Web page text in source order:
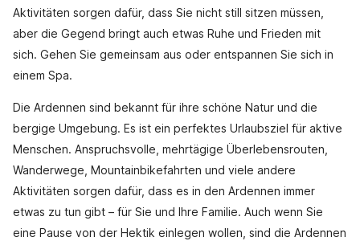
Aktivitäten sorgen dafür, dass Sie nicht still sitzen müssen,
aber die Gegend bringt auch etwas Ruhe und Frieden mit
sich. Gehen Sie gemeinsam aus oder entspannen Sie sich in
einem Spa.
Die Ardennen sind bekannt für ihre schöne Natur und die
bergige Umgebung. Es ist ein perfektes Urlaubsziel für aktive
Menschen. Anspruchsvolle, mehrtägige Überlebensrouten,
Wanderwege, Mountainbikefahrten und viele andere
Aktivitäten sorgen dafür, dass es in den Ardennen immer
etwas zu tun gibt – für Sie und Ihre Familie. Auch wenn Sie
eine Pause von der Hektik einlegen wollen, sind die Ardennen